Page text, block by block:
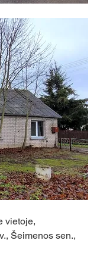
vietoje,
Šeimenos sen.,
with other